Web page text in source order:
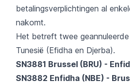
betalingsverplichtingen al
nakomt.
Het betreft twee
Tunesië (Efidha en Djerba).
SN3881 Brussel (BRU) -
SN3882 Enfidha (NBE) -